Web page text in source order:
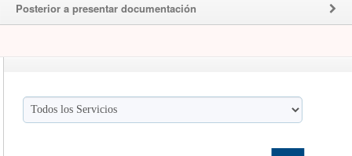
Posterior a presentar documentación